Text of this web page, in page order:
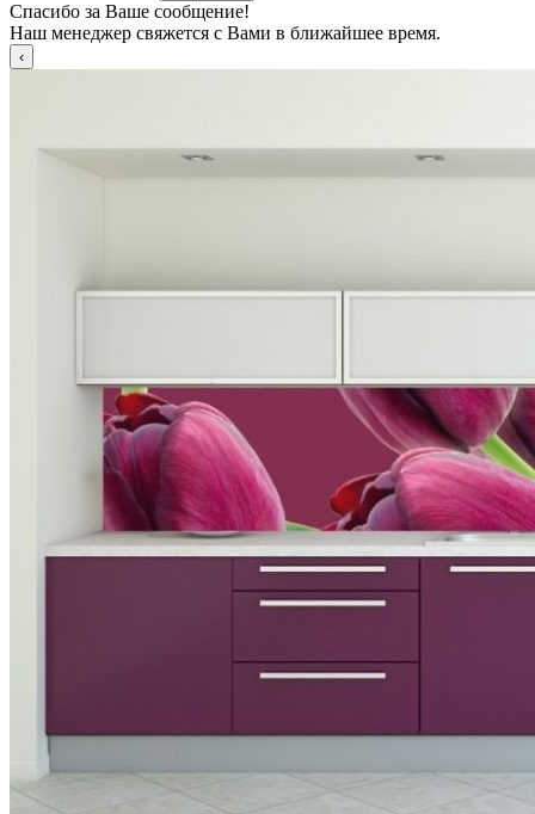
Спасибо за Ваше сообщение!
Наш менеджер свяжется с Вами в ближайшее время.